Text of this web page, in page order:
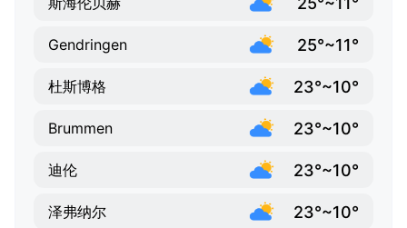
Gendringen 25°~11°
杜斯博格 23°~10°
Brummen 23°~10°
迪伦 23°~10°
泽弗纳尔 23°~10°